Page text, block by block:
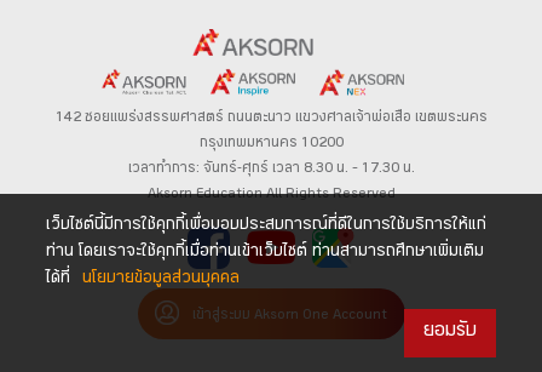
142 ซอยแพร่งสรรพศาสตร์ ถนนตะนาว แขวงศาลเจ้าพ่อเสือ เขตพระนคร
กรุงเทพมหานคร 10200
เวลาทำการ: จันทร์-ศุกร์ เวลา 8.30 น. – 17.30 น.
Aksorn Education All Rights Reserved
เข้าสู่ระบบ Aksorn One Account
เว็บไซต์นี้มีการใช้คุกกี้เพื่อมอบประสบการณ์ที่ดีในการใช้บริการให้แก่
ท่าน โดยเราจะใช้คุกกี้เมื่อท่านเข้าเว็บไซต์ ท่านสามารถศึกษาเพิ่มเติม
ได้ที่
นโยบายข้อมูลส่วนบุคคล
ยอมรับ